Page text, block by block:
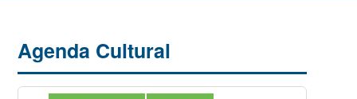
Agenda Cultural